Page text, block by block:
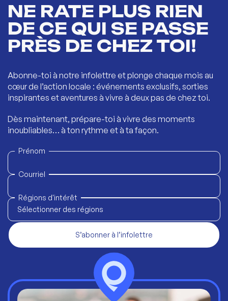
NE RATE PLUS RIEN
DE CE QUI SE PASSE
PRÈS DE CHEZ TOI!
Abonne-toi à notre infolettre et plonge chaque mois au
cœur de l’action locale : événements exclusifs, sorties
inspirantes et aventures à vivre à deux pas de chez toi.
Dès maintenant, prépare-toi à vivre des moments
inoubliables… à ton rythme et à ta façon.
Prénom
Courriel
Régions d'intérêt
Sélectionner des régions
S’abonner à l’infolettre